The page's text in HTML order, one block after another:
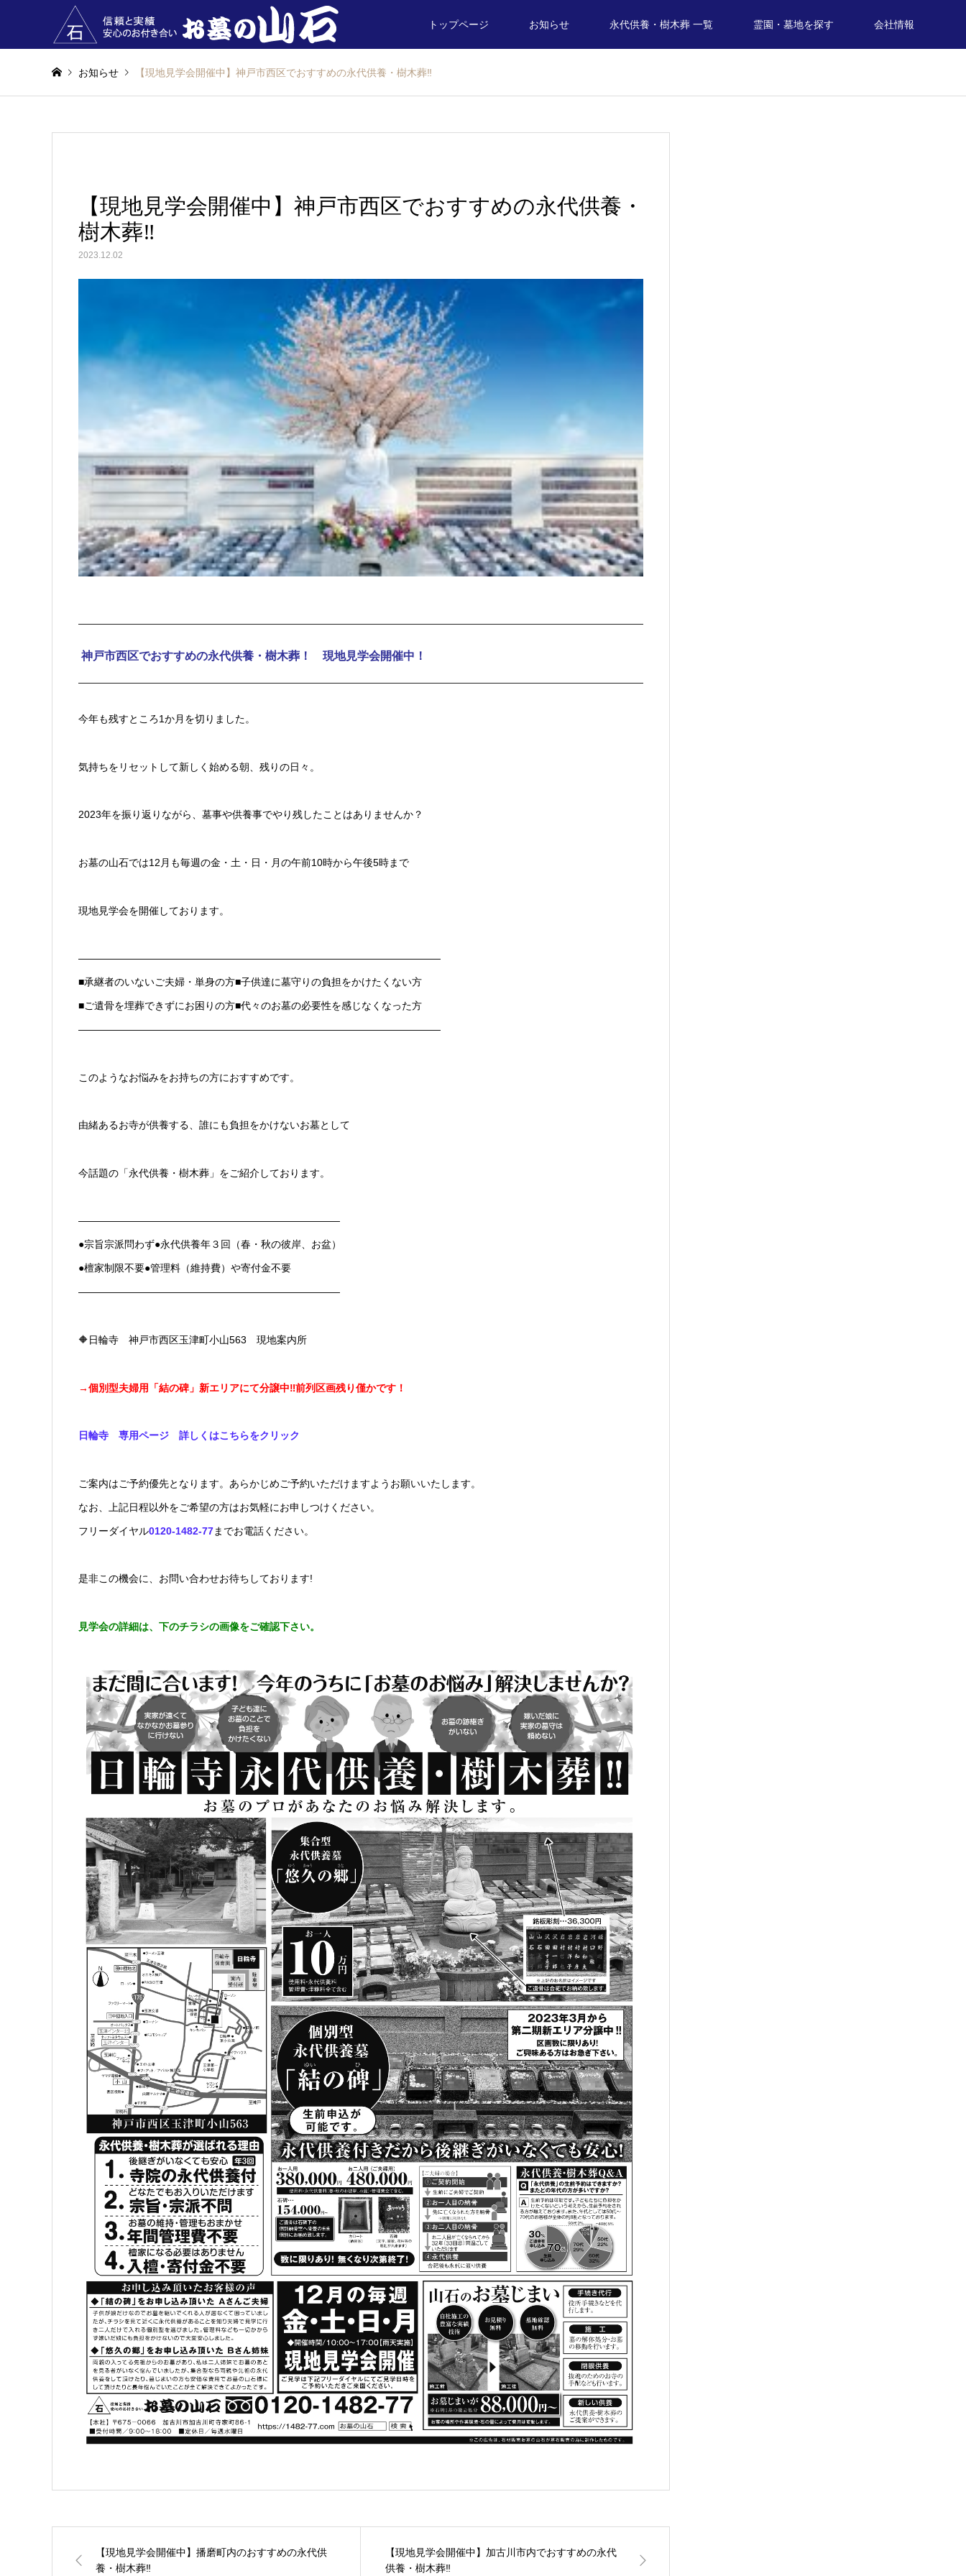
トップページ お知らせ 永代供養・樹木葬 一覧 霊園・墓地を探す 会社情報
お知らせ 【現地見学会開催中】神戸市西区でおすすめの永代供養・樹木葬‼
【現地見学会開催中】神戸市西区でおすすめの永代供養・
樹木葬‼
2023.12.02
神戸市西区でおすすめの永代供養・樹木葬！ 現地見学会開催中！
今年も残すところ1か月を切りました。
気持ちをリセットして新しく始める朝、残りの日々。
2023年を振り返りながら、墓事や供養事でやり残したことはありませんか？
お墓の山石では12月も毎週の金・土・日・月の午前10時から午後5時まで
現地見学会を開催しております。
————————————————————————————————————
■承継者のいないご夫婦・単身の方■子供達に墓守りの負担をかけたくない方
■ご遺骨を埋葬できずにお困りの方■代々のお墓の必要性を感じなくなった方
————————————————————————————————————
このようなお悩みをお持ちの方におすすめです。
由緒あるお寺が供養する、誰にも負担をかけないお墓として
今話題の「永代供養・樹木葬」をご紹介しております。
——————————————————————————
●宗旨宗派問わず●永代供養年３回（春・秋の彼岸、お盆）
●檀家制限不要●管理料（維持費）や寄付金不要
——————————————————————————
🔶日輪寺 神戸市西区玉津町小山563 現地案内所
→個別型夫婦用「結の碑」新エリアにて分譲中‼前列区画残り僅かです！
日輪寺 専用ページ 詳しくはこちらをクリック
ご案内はご予約優先となります。あらかじめご予約いただけますようお願いいたします。
なお、上記日程以外をご希望の方はお気軽にお申しつけください。
フリーダイヤル0120-1482-77までお電話ください。
是非この機会に、お問い合わせお待ちしております!
見学会の詳細は、下のチラシの画像をご確認下さい。
【現地見学会開催中】播磨町内のおすすめの永代供
養・樹木葬‼
【現地見学会開催中】加古川市内でおすすめの永代
供養・樹木葬‼